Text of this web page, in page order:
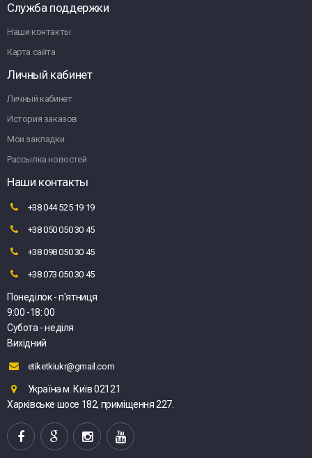
Служба поддержки
Наши контакты
Карта сайта
Личный кабинет
Личный кабинет
История заказов
Мои закладки
Рассылка новостей
Наши контакты
+38 044 525 19 19
+38 050 050 30 45
+38 098 050 30 45
+38 073 050 30 45
Понеділок - п'ятниця
9:00 -18: 00
Субота - неділя
Вихідний
etiketkiukr@gmail.com
Україна м. Київ 02121
Харківське шосе 182, приміщення 227.